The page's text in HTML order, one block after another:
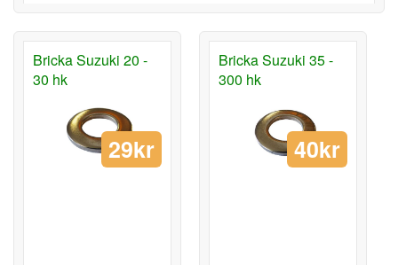
Bricka Suzuki 20 -
30 hk
29kr
Bricka Suzuki 35 -
300 hk
40kr